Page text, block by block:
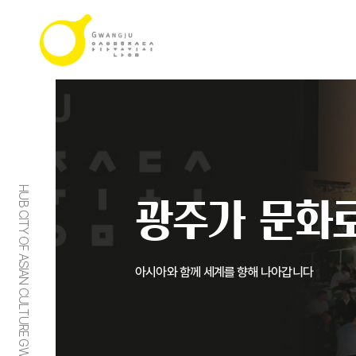
HUB CITY OF ASIAN CULTURE GWANGJU 광주가 문화
아시아와 함께 세계를 향해 나아갑니다